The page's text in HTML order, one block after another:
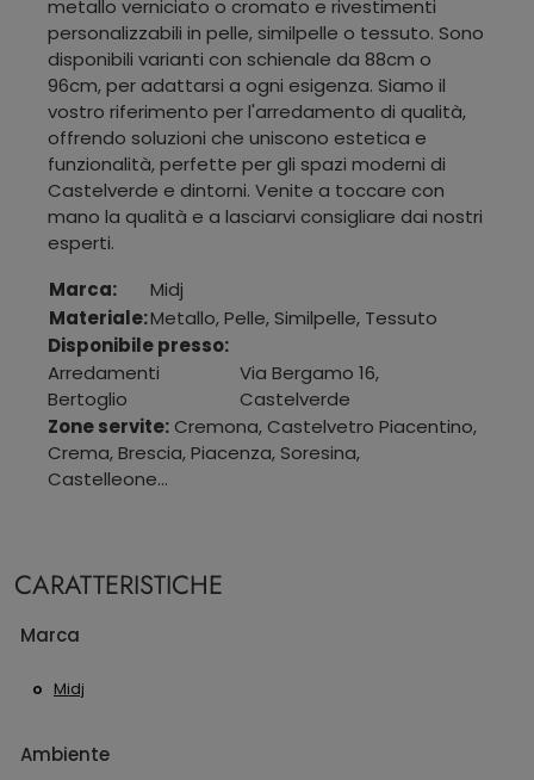
metallo verniciato o cromato e rivestimenti
personalizzabili in pelle, similpelle o tessuto. Sono
disponibili varianti con schienale da 88cm o
96cm, per adattarsi a ogni esigenza. Siamo il
vostro riferimento per l'arredamento di qualità,
offrendo soluzioni che uniscono estetica e
funzionalità, perfette per gli spazi moderni di
Castelverde e dintorni. Venite a toccare con
mano la qualità e a lasciarvi consigliare dai nostri
esperti.
Marca:
Midj
Materiale:Metallo, Pelle, Similpelle, Tessuto
Disponibile presso:
Arredamenti
Bertoglio
Via Bergamo 16,
Castelverde
Zone servite: Cremona, Castelvetro Piacentino,
Crema, Brescia, Piacenza, Soresina,
Castelleone...
CARATTERISTICHE
Marca
Midj
Ambiente